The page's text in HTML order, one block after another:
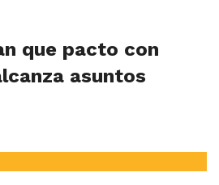
que pacto con
asuntos